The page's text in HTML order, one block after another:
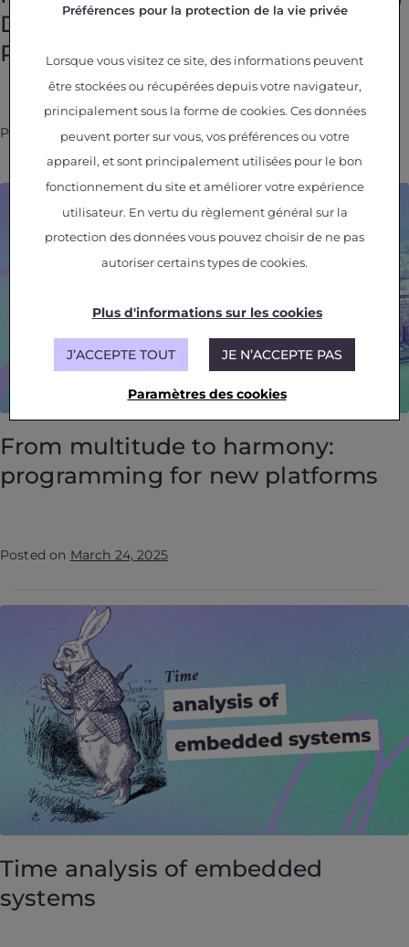
Design and Certification
Processes!
Posted onMay 12, 2025
From multitude to harmony:
programming for new platforms
Posted on March 24, 2025
Time analysis of embedded
systems
Préférences pour la protection de la vie privée
Lorsque vous visitez ce site, des informations peuvent
être stockées ou récupérées depuis votre navigateur,
principalement sous la forme de cookies. Ces données
peuvent porter sur vous, vos préférences ou votre
appareil, et sont principalement utilisées pour le bon
fonctionnement du site et améliorer votre expérience
utilisateur. En vertu du règlement général sur la
protection des données vous pouvez choisir de ne pas
autoriser certains types de cookies.
Plus d'informations sur les cookies
J’ACCEPTE TOUT JE N’ACCEPTE PAS
Paramètres des cookies